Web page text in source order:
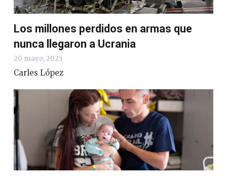
Los millones perdidos en armas que
nunca llegaron a Ucrania
20 mayo, 2025
Carles López